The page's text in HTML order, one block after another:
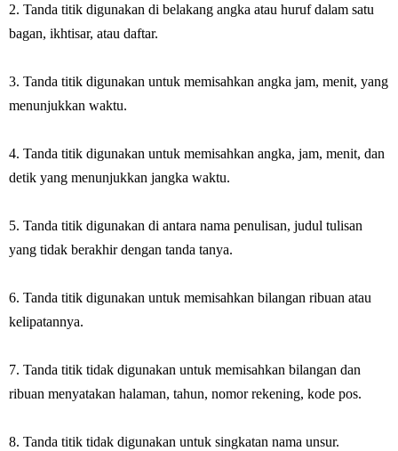
2. Tanda titik digunakan di belakang angka atau huruf dalam satu
bagan, ikhtisar, atau daftar.
3. Tanda titik digunakan untuk memisahkan angka jam, menit, yang
menunjukkan waktu.
4. Tanda titik digunakan untuk memisahkan angka, jam, menit, dan
detik yang menunjukkan jangka waktu.
5. Tanda titik digunakan di antara nama penulisan, judul tulisan
yang tidak berakhir dengan tanda tanya.
6. Tanda titik digunakan untuk memisahkan bilangan ribuan atau
kelipatannya.
7. Tanda titik tidak digunakan untuk memisahkan bilangan dan
ribuan menyatakan halaman, tahun, nomor rekening, kode pos.
8. Tanda titik tidak digunakan untuk singkatan nama unsur.